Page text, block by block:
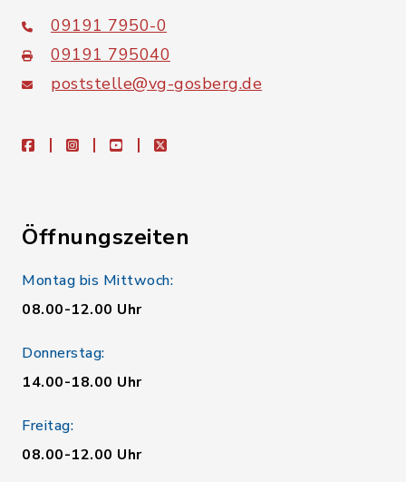
09191 7950-0
09191 795040
poststelle@vg-gosberg.de
facebookinstagramyoutubeX
Öffnungszeiten
Montag bis Mittwoch:
08.00-12.00 Uhr
Donnerstag:
14.00-18.00 Uhr
Freitag:
08.00-12.00 Uhr